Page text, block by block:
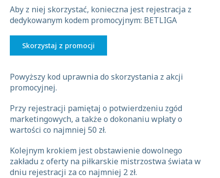
Aby z niej skorzystać, konieczna jest rejestracja z
dedykowanym kodem promocyjnym: BETLIGA
Skorzystaj z promocji
Powyższy kod uprawnia do skorzystania z akcji
promocyjnej.
Przy rejestracji pamiętaj o potwierdzeniu zgód
marketingowych, a także o dokonaniu wpłaty o
wartości co najmniej 50 zł.
Kolejnym krokiem jest obstawienie dowolnego
zakładu z oferty na piłkarskie mistrzostwa świata w
dniu rejestracji za co najmniej 2 zł.